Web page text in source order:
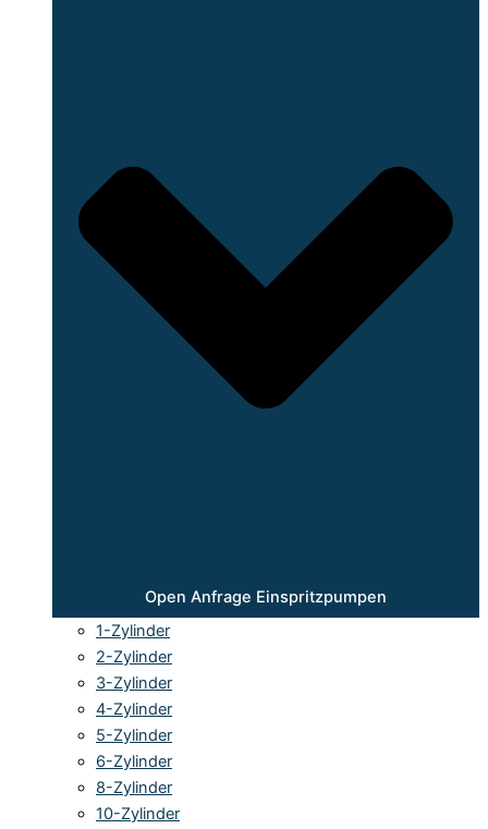
Open Anfrage Einspritzpumpen
1-Zylinder
2-Zylinder
3-Zylinder
4-Zylinder
5-Zylinder
6-Zylinder
8-Zylinder
10-Zylinder